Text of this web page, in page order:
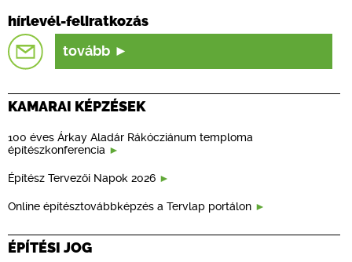
hírlevél-feliratkozás
tovább
KAMARAI KÉPZÉSEK
100 éves Árkay Aladár Rákócziánum temploma
építészkonferencia
Építész Tervezői Napok 2026
Online építésztovábbképzés a Tervlap portálon
ÉPÍTÉSI JOG